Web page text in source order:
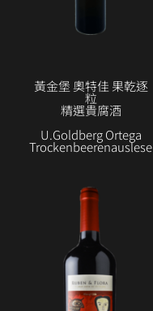
黃金堡 奧特佳 果乾逐
粒
精選貴腐酒
U.Goldberg Ortega
Trockenbeerenauslese